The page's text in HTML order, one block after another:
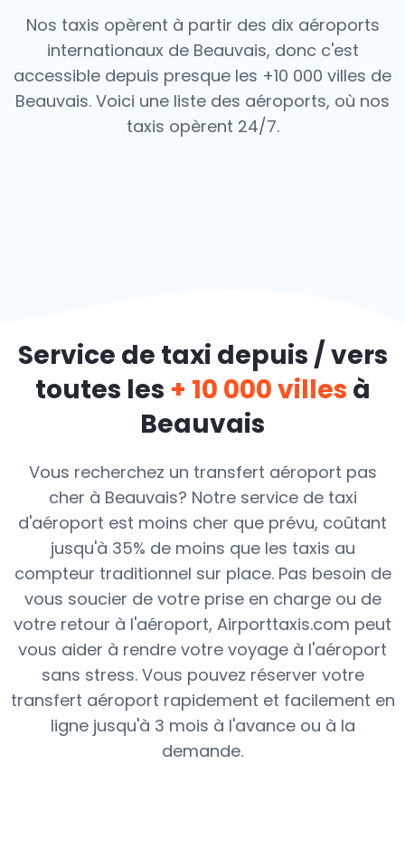
Nos taxis opèrent à partir des dix aéroports
internationaux de Beauvais, donc c'est
accessible depuis presque les +10 000 villes de
Beauvais. Voici une liste des aéroports, où nos
taxis opèrent 24/7.
Service de taxi depuis / vers
toutes les + 10 000 villes à
Beauvais
Vous recherchez un transfert aéroport pas
cher à Beauvais? Notre service de taxi
d'aéroport est moins cher que prévu, coûtant
jusqu'à 35% de moins que les taxis au
compteur traditionnel sur place. Pas besoin de
vous soucier de votre prise en charge ou de
votre retour à l'aéroport, Airporttaxis.com peut
vous aider à rendre votre voyage à l'aéroport
sans stress. Vous pouvez réserver votre
transfert aéroport rapidement et facilement en
ligne jusqu'à 3 mois à l'avance ou à la
demande.